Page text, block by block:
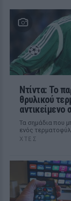
Ντίντα: Το
θρυλικού
αντικείμενο
Τα σημάδια που
ενός
ΧΤΕΣ